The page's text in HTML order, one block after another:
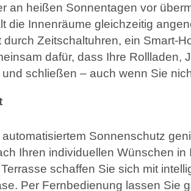
an heißen Sonnentagen vor
die Innenräume gleichzeitig
Zeitschaltuhren, ein Smart-
dafür, dass Ihre Rollladen,
schließen – auch wenn Sie
Sonnenschutz
Ihren individuellen Wünschen in
schaffen Sie sich mit
Per Fernbedienung lassen Sie